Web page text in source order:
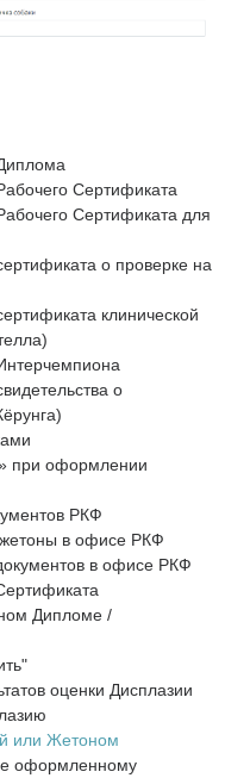
Сертификата
Сертификата для
о проверке на
клинической
о
при оформлении
РКФ
жетоны в офисе РКФ
в офисе РКФ
Дипломе /
оценки Дисплазии
или Жетоном
оформленному